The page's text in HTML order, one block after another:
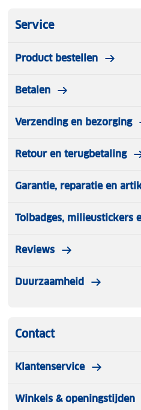
Service
Product bestellen
Betalen
Verzending en bezorging
Retour en terugbetaling
Garantie, reparatie en
Tolbadges, milieustickers
Reviews
Duurzaamheid
Contact
Klantenservice
Winkels & openingstijden